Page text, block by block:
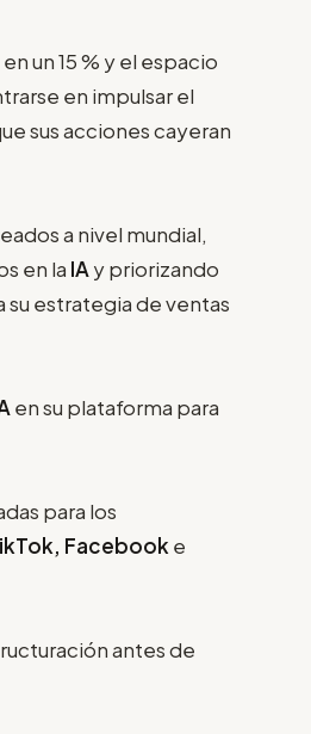
un 15 % y el espacio
en impulsar el
sus acciones cayeran
a nivel mundial,
en la IA y priorizando
su estrategia de ventas
en su plataforma para
para los
Facebook e
antes de